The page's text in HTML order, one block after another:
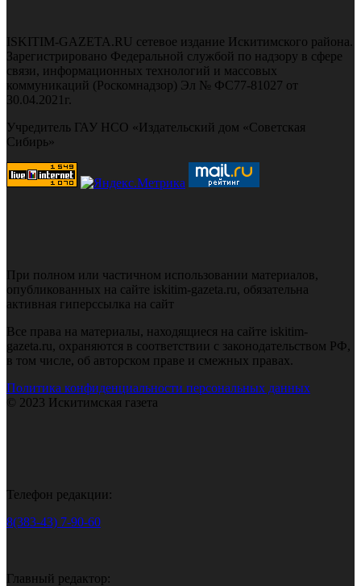
ISKITIM-GAZETA.RU сетевое издание Искитимского района.
Зарегистрировано Федеральной службой по надзору в сфере
связи, информационных технологий и массовых
коммуникаций (Роскомнадзор) Эл № ФС77-81027 от
30.04.2021г.
Учредитель ГАУ НСО «Издательский дом «Советская
Сибирь»
При полном или частичном использовании материалов,
опубликованных на сайте iskitim-gazeta.ru, обязательна
активная гиперссылка на сайт
Все права на материалы, находящиеся на сайте iskitim-
gazeta.ru, охраняются в соответствии с законодательством РФ,
в том числе, об авторском праве и смежных правах.
Политика конфиденциальности персональных данных
© 2023 Искитимская газета
Телефон редакции:
8(383-43) 7-90-60
Главный редактор: